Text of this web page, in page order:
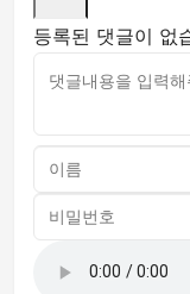
등록된 댓글이 없